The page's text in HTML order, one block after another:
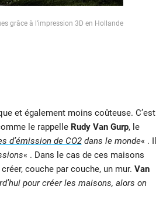
grâce à l’impression 3D en Hollande
et également moins coûteuse. C’est
le rappelle Rudy Van Gurp, le
d’émission de CO2dans le monde« . Il
« . Dans le cas de ces maisons
couche par couche, un mur. Van
pour créer les maisons, alors on